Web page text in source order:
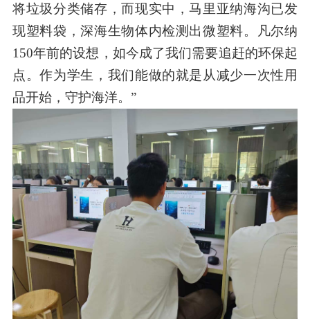
将垃圾分类储存，而现实中，马里亚纳海沟已发
现塑料袋，深海生物体内检测出微塑料。凡尔纳
150年前的设想，如今成了我们需要追赶的环保起
点。作为学生，我们能做的就是从减少一次性用
品开始，守护海洋。”